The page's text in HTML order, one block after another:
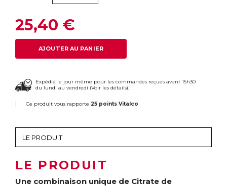
25,40 €
AJOUTER AU PANIER
Expédié le jour même pour les commandes reçues avant 15h30
du lundi au vendredi (Voir les détails).
Ce produit vous rapporte 25 points Vitalco
LE PRODUIT
Une combinaison unique de Citrate de